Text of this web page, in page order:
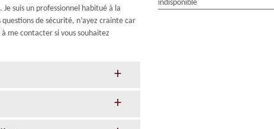
suis un professionnel habitué à la
de sécurité, n’ayez crainte car
me contacter si vous souhaitez
indisponible